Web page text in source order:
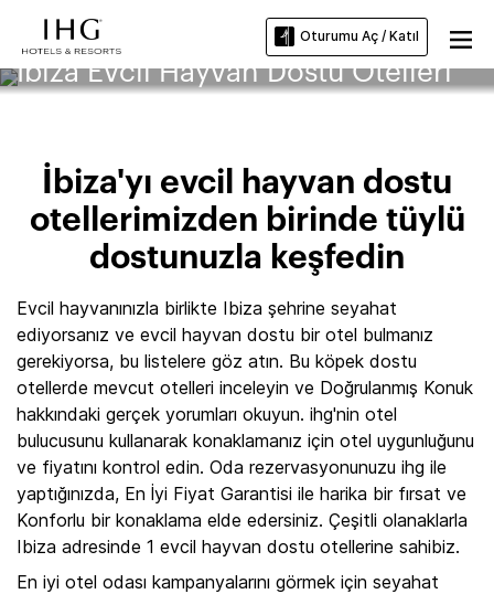
Oturumu Aç / Katıl
İbiza Evcil Hayvan Dostu Otelleri
İbiza'yı evcil hayvan dostu
otellerimizden birinde tüylü
dostunuzla keşfedin
Evcil hayvanınızla birlikte Ibiza şehrine seyahat
ediyorsanız ve evcil hayvan dostu bir otel bulmanız
gerekiyorsa, bu listelere göz atın. Bu köpek dostu
otellerde mevcut otelleri inceleyin ve Doğrulanmış Konuk
hakkındaki gerçek yorumları okuyun. ihg'nin otel
bulucusunu kullanarak konaklamanız için otel uygunluğunu
ve fiyatını kontrol edin. Oda rezervasyonunuzu ihg ile
yaptığınızda, En İyi Fiyat Garantisi ile harika bir fırsat ve
Konforlu bir konaklama elde edersiniz. Çeşitli olanaklarla
Ibiza adresinde 1 evcil hayvan dostu otellerine sahibiz.
En iyi otel odası kampanyalarını görmek için seyahat